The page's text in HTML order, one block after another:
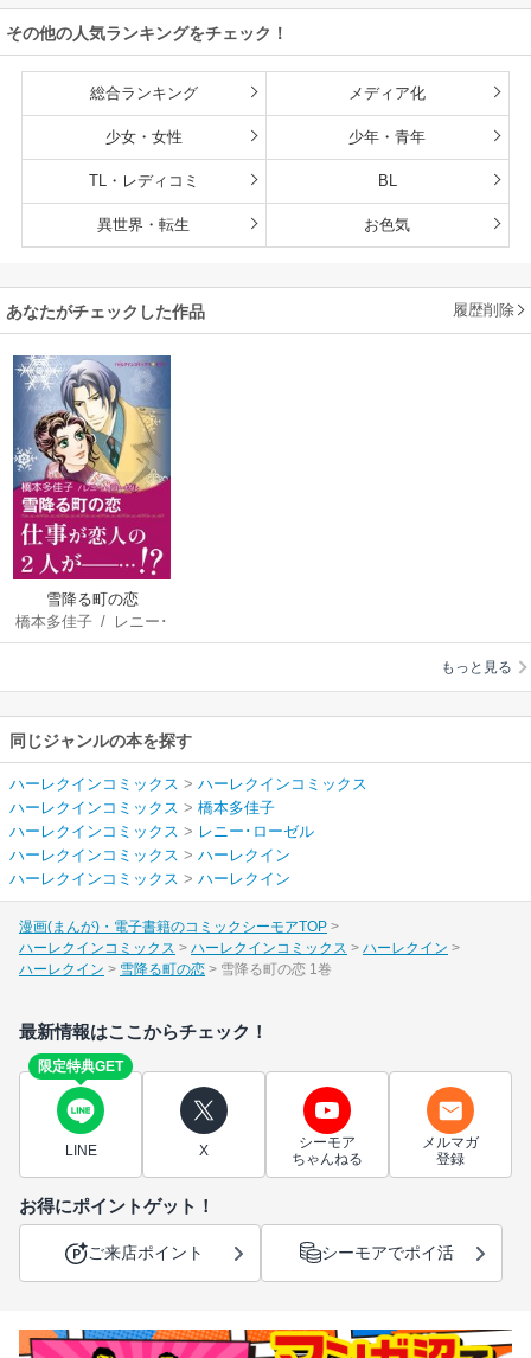
その他の人気ランキングをチェック！
総合ランキング メディア化
少女・女性 少年・青年
TL・レディコミ BL
異世界・転生 お色気
あなたがチェックした作品 履歴削除
雪降る町の恋
橋本多佳子 / レニー･
ローゼル
もっと見る
同じジャンルの本を探す
ハーレクインコミックス > ハーレクインコミックス
ハーレクインコミックス > 橋本多佳子
ハーレクインコミックス > レニー･ローゼル
ハーレクインコミックス > ハーレクイン
ハーレクインコミックス > ハーレクイン
漫画(まんが)・電子書籍のコミックシーモアTOP
ハーレクインコミックス
ハーレクインコミックス
ハーレクイン
ハーレクイン
雪降る町の恋 雪降る町の恋 1巻
最新情報はここからチェック！
限定特典GET
LINE X
シーモア
ちゃんねる
メルマガ
登録
お得にポイントゲット！
ご来店ポイント シーモアでポイ活